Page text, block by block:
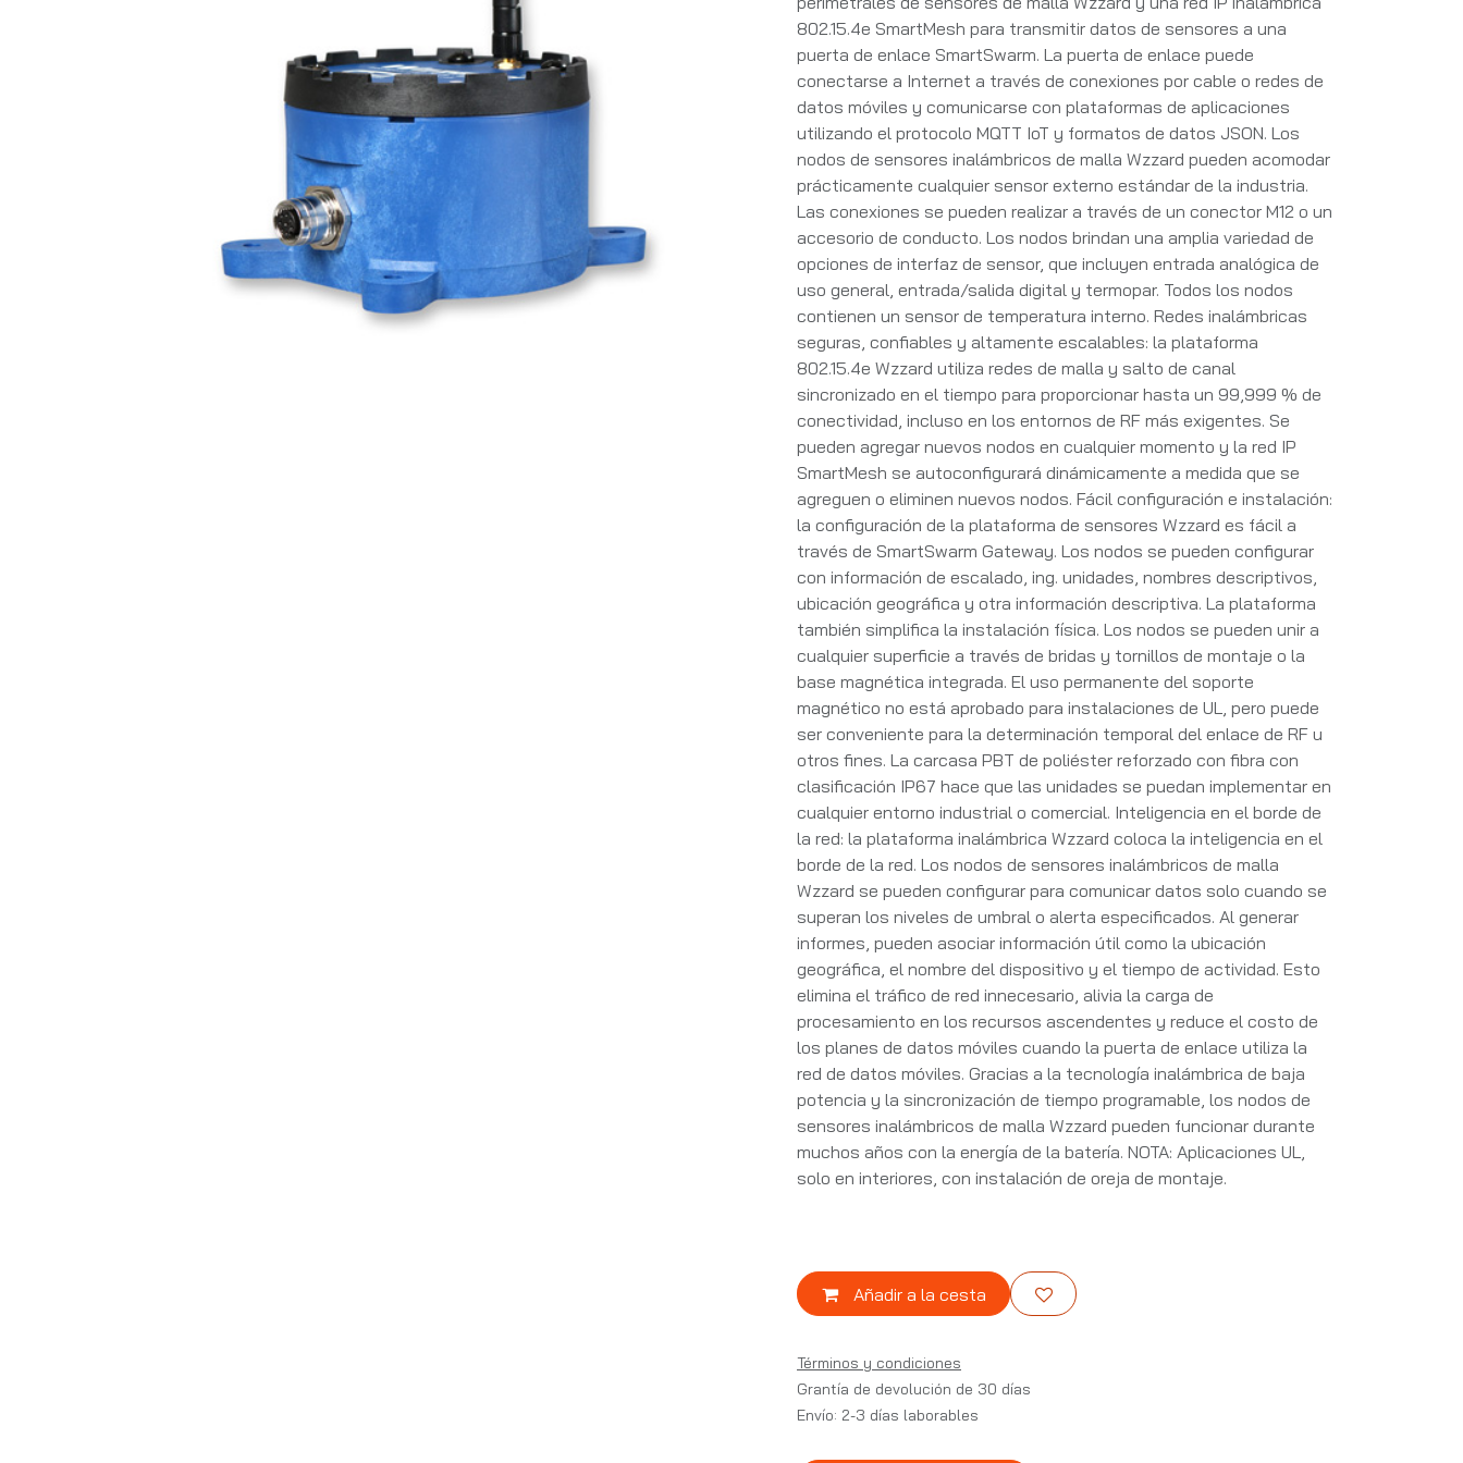
802.15.4e SmartMesh para transmitir datos de sensores a una
puerta de enlace SmartSwarm. La puerta de enlace puede
conectarse a Internet a través de conexiones por cable o redes de
datos móviles y comunicarse con plataformas de aplicaciones
utilizando el protocolo MQTT IoT y formatos de datos JSON. Los
nodos de sensores inalámbricos de malla Wzzard pueden acomodar
prácticamente cualquier sensor externo estándar de la industria.
Las conexiones se pueden realizar a través de un conector M12 o un
accesorio de conducto. Los nodos brindan una amplia variedad de
opciones de interfaz de sensor, que incluyen entrada analógica de
uso general, entrada/salida digital y termopar. Todos los nodos
contienen un sensor de temperatura interno. Redes inalámbricas
seguras, confiables y altamente escalables: la plataforma
802.15.4e Wzzard utiliza redes de malla y salto de canal
sincronizado en el tiempo para proporcionar hasta un 99,999 % de
conectividad, incluso en los entornos de RF más exigentes. Se
pueden agregar nuevos nodos en cualquier momento y la red IP
SmartMesh se autoconfigurará dinámicamente a medida que se
agreguen o eliminen nuevos nodos. Fácil configuración e instalación:
la configuración de la plataforma de sensores Wzzard es fácil a
través de SmartSwarm Gateway. Los nodos se pueden configurar
con información de escalado, ing. unidades, nombres descriptivos,
ubicación geográfica y otra información descriptiva. La plataforma
también simplifica la instalación física. Los nodos se pueden unir a
cualquier superficie a través de bridas y tornillos de montaje o la
base magnética integrada. El uso permanente del soporte
magnético no está aprobado para instalaciones de UL, pero puede
ser conveniente para la determinación temporal del enlace de RF u
otros fines. La carcasa PBT de poliéster reforzado con fibra con
clasificación IP67 hace que las unidades se puedan implementar en
cualquier entorno industrial o comercial. Inteligencia en el borde de
la red: la plataforma inalámbrica Wzzard coloca la inteligencia en el
borde de la red. Los nodos de sensores inalámbricos de malla
Wzzard se pueden configurar para comunicar datos solo cuando se
superan los niveles de umbral o alerta especificados. Al generar
informes, pueden asociar información útil como la ubicación
geográfica, el nombre del dispositivo y el tiempo de actividad. Esto
elimina el tráfico de red innecesario, alivia la carga de
procesamiento en los recursos ascendentes y reduce el costo de
los planes de datos móviles cuando la puerta de enlace utiliza la
red de datos móviles. Gracias a la tecnología inalámbrica de baja
potencia y la sincronización de tiempo programable, los nodos de
sensores inalámbricos de malla Wzzard pueden funcionar durante
muchos años con la energía de la batería. NOTA: Aplicaciones UL,
solo en interiores, con instalación de oreja de montaje.
Añadir a la cesta
Términos y condiciones
Grantía de devolución de 30 días
Envío: 2-3 días laborables